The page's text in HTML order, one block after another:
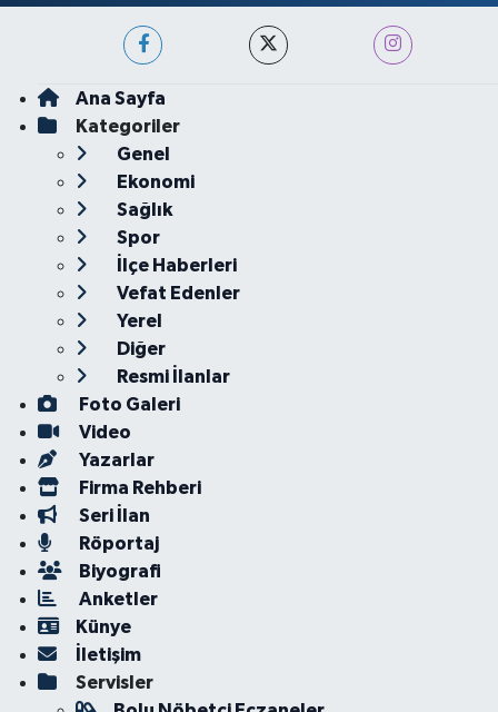
Ana Sayfa
Kategoriler
Genel
Ekonomi
Sağlık
Spor
İlçe Haberleri
Vefat Edenler
Yerel
Diğer
Resmi İlanlar
Foto Galeri
Video
Yazarlar
Firma Rehberi
Seri İlan
Röportaj
Biyografi
Anketler
Künye
İletişim
Servisler